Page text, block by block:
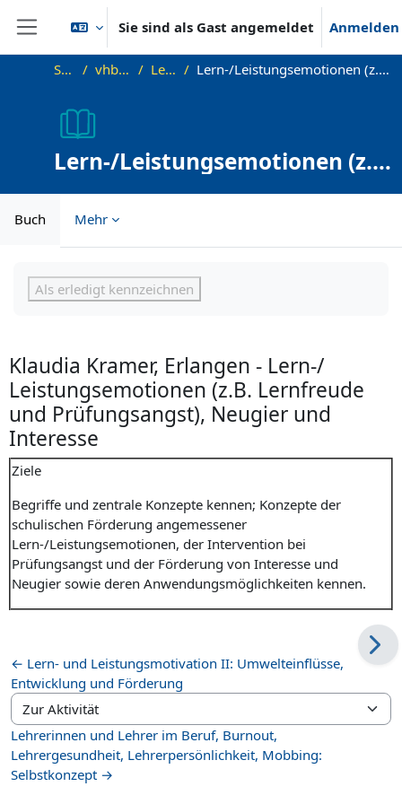
Website-Übersicht
Sie sind als Gast angemeldet Anmelden
Startseite vhb-DiffPsy-Demo Lehreinheit 11 Lern-/Leistungsemotionen (z.B. Lernfreude und Prüfungsangst), Neugier und Interesse
Lern-/Leistungsemotionen (z.B.
Lernfreude und
Prüfungsangst), Neugier und
Interesse
Buch Mehr
Als erledigt kennzeichnen
Klaudia Kramer, Erlangen - Lern-/
Leistungsemotionen (z.B. Lernfreude
und Prüfungsangst), Neugier und
Interesse
Ziele
Begriffe und zentrale Konzepte kennen; Konzepte der
schulischen Förderung angemessener
Lern-/Leistungsemotionen, der Intervention bei
Prüfungsangst und der Förderung von Interesse und
Neugier sowie deren Anwendungsmöglichkeiten kennen.
← Lern- und Leistungsmotivation II: Umwelteinflüsse,
Entwicklung und Förderung
Zur Aktivität
Lehrerinnen und Lehrer im Beruf, Burnout,
Lehrergesundheit, Lehrerpersönlichkeit, Mobbing:
Selbstkonzept →